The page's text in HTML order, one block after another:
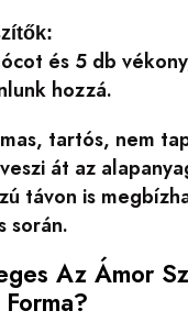
és 5 db
hozzá.
tartós, nem
át az
távon is
során.
Az Ámor